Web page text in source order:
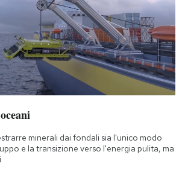
minerali dai fondali sia l'unico modo
e la transizione verso l'energia pulita, ma